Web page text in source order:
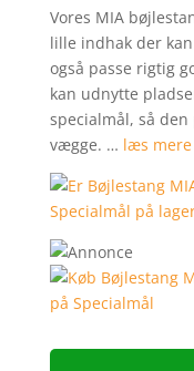
Vores MIA
lille indhak der
også passe rigtig
kan udnytte
specialmål, så
vægge. … læs